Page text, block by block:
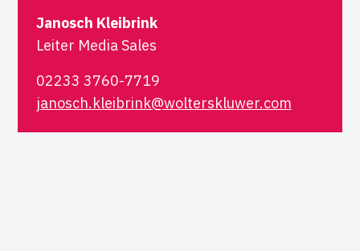
Janosch Kleibrink
Leiter Media Sales
02233 3760-7719
janosch.kleibrink@wolterskluwer.com